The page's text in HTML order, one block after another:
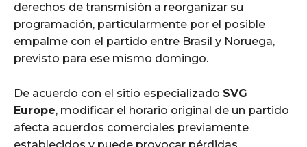
derechos de transmisión a reorganizar su
programación, particularmente por el posible
empalme con el partido entre Brasil y Noruega,
previsto para ese mismo domingo.
De acuerdo con el sitio especializado SVG
Europe, modificar el horario original de un partido
afecta acuerdos comerciales previamente